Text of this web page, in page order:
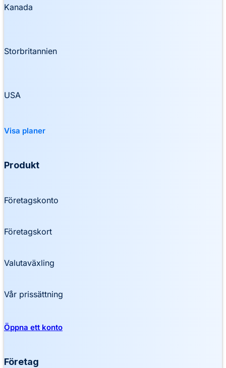
Kanada
Storbritannien
USA
Visa planer
Produkt
Företagskonto
Företagskort
Valutaväxling
Vår prissättning
Öppna ett konto
Företag